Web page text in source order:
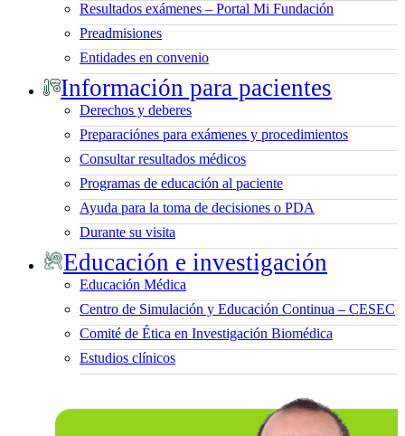
Resultados exámenes – Portal Mi Fundación
Preadmisiones
Entidades en convenio
Información para pacientes
Derechos y deberes
Preparaciónes para exámenes y procedimientos
Consultar resultados médicos
Programas de educación al paciente
Ayuda para la toma de decisiones o PDA
Durante su visita
Educación e investigación
Educación Médica
Centro de Simulación y Educación Continua – CESEC
Comité de Ética en Investigación Biomédica
Estudios clínicos